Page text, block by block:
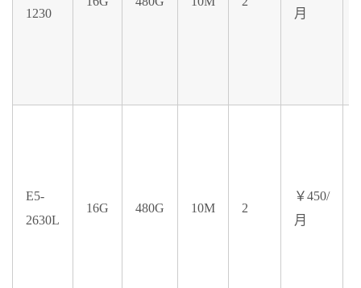
1230
月
E5-
2630L
16G 480G 10M 2
￥450/
月